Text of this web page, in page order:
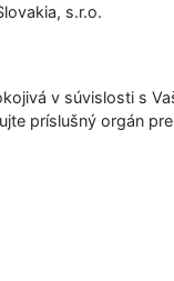
s.r.o.
v súvislosti s
príslušný orgán pre